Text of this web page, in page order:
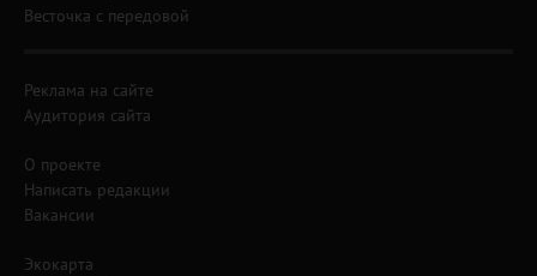
Весточка с передовой
Реклама на сайте
Аудитория сайта
О проекте
Написать редакции
Вакансии
Экокарта